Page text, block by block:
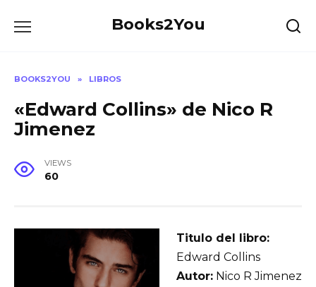
Books2You
BOOKS2YOU » LIBROS
«Edward Collins» de Nico R
Jimenez
VIEWS
60
Titulo del libro:
Edward Collins
Autor: Nico R Jimenez